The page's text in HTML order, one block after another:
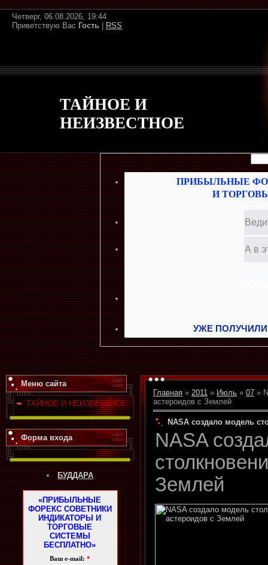
Четверг, 06.08.2026, 19:44
Приветствую Вас Гость RSS
ТАЙНОЕ И
НЕИЗВЕСТНОЕ
ПРИБЫЛЬНЫЕ
И
УЖЕ
Меню сайта
ТАЙНОЕ И НЕИЗВЕСТНОЕ
Форма входа
БУДДАРА
«ПРИБЫЛЬНЫЕ
ФОРЕКС СОВЕТНИКИ
ИНДИКАТОРЫ И
ТОРГОВЫЕ
СИСТЕМЫ
БЕСПЛАТНО»
Ваш e-mail: *
Главная » 2011 » Июль » 07 »
астероидов с Землей
NASA создало модель
NASA
Землей